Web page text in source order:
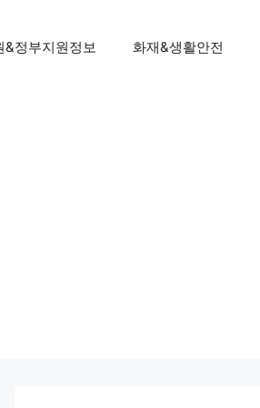
&정부지원정보 화재&생활안전